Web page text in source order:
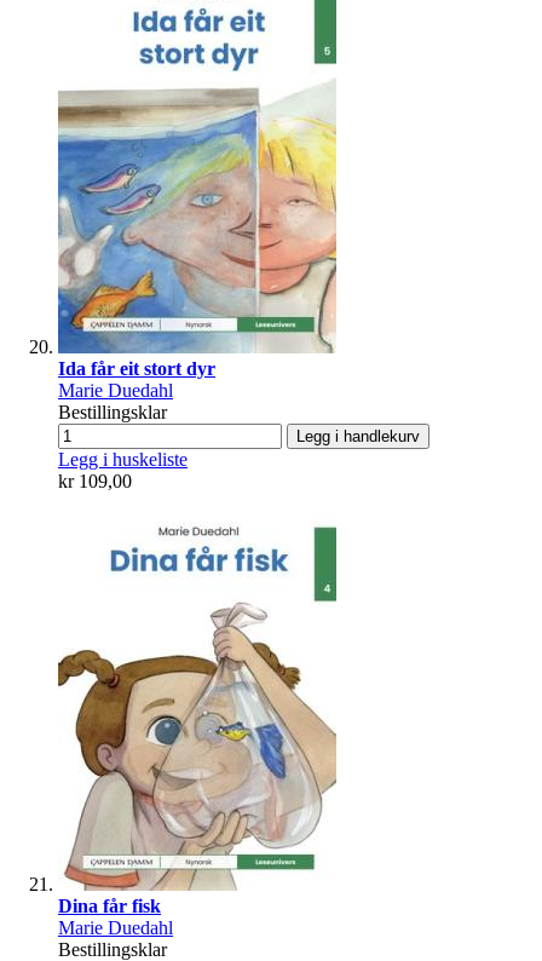
Ida får eit stort dyr
Marie Duedahl
Bestillingsklar
Legg i handlekurv
Legg i huskeliste
kr 109,00
Dina får fisk
Marie Duedahl
Bestillingsklar